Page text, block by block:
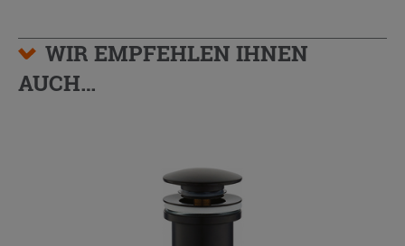
WIR EMPFEHLEN IHNEN
AUCH…